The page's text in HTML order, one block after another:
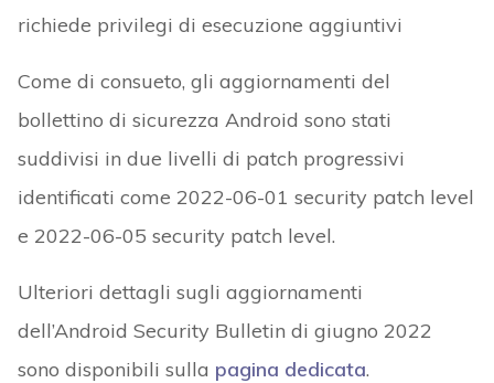
richiede privilegi di esecuzione aggiuntivi
Come di consueto, gli aggiornamenti del
bollettino di sicurezza Android sono stati
suddivisi in due livelli di patch progressivi
identificati come 2022-06-01 security patch level
e 2022-06-05 security patch level.
Ulteriori dettagli sugli aggiornamenti
dell’Android Security Bulletin di giugno 2022
sono disponibili sulla pagina dedicata.